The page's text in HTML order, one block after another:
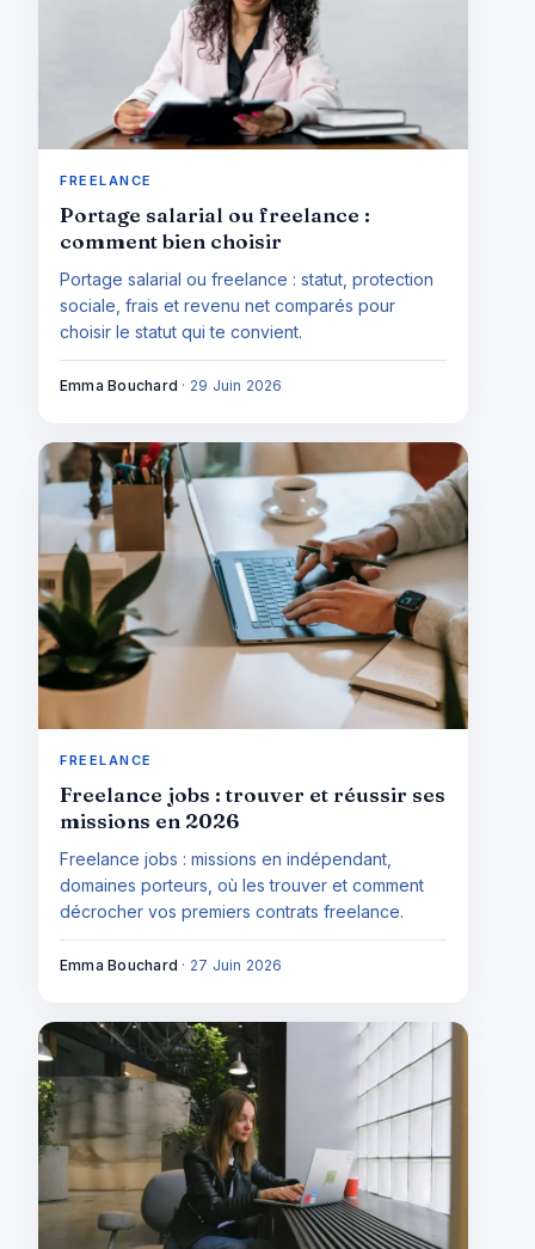
FREELANCE
Portage salarial ou freelance :
comment bien choisir
Portage salarial ou freelance : statut, protection
sociale, frais et revenu net comparés pour
choisir le statut qui te convient.
Emma Bouchard · 29 Juin 2026
FREELANCE
Freelance jobs : trouver et réussir ses
missions en 2026
Freelance jobs : missions en indépendant,
domaines porteurs, où les trouver et comment
décrocher vos premiers contrats freelance.
Emma Bouchard · 27 Juin 2026